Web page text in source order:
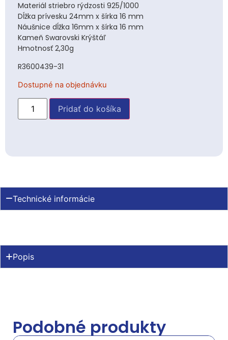
Materiál striebro rýdzosti 925/1000
Dĺžka prívesku 24mm x šírka 16 mm
Náušnice dĺžka 16mm x šírka 16 mm
Kameň Swarovski Krýštáľ
Hmotnosť 2,30g
R3600439-31
Dostupné na objednávku
Pridať do košíka
Technické informácie
Popis
Podobné produkty